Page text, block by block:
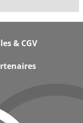
& CGV